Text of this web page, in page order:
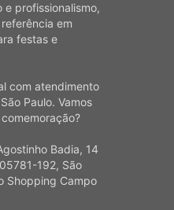
profissionalismo,
em
festas e
com atendimento
Paulo. Vamos
Badia, 14
192, São
Shopping Campo